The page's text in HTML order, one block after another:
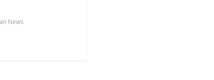
News